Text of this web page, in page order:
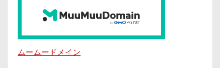
ムームードメイン